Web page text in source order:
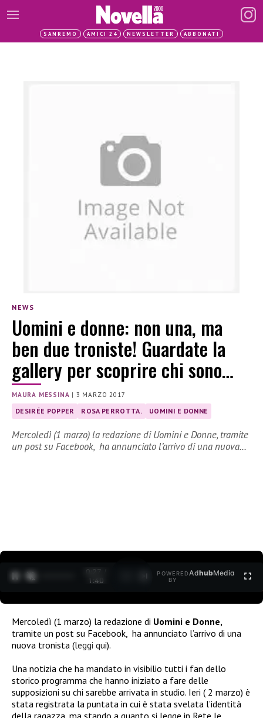
SANREMO AMICI 24 NEWSLETTER ABBONATI
NEWS
Uomini e donne: non una, ma
ben due troniste! Guardate la
gallery per scoprire chi sono…
MAURA MESSINA | 3 MARZO 2017
DESIRÉE POPPER ROSA PERROTTA. UOMINI E DONNE
Mercoledì (1 marzo) la redazione di Uomini e Donne, tramite
un post su Facebook, ha annunciato l’arrivo di una nuova…
0:27 /
1:40
POWERED
BY
AdhubMedia
Mercoledì (1 marzo) la redazione di Uomini e Donne,
tramite un post su Facebook, ha annunciato l’arrivo di una
nuova tronista (leggi qui).
Una notizia che ha mandato in visibilio tutti i fan dello
storico programma che hanno iniziato a fare delle
supposizioni su chi sarebbe arrivata in studio. Ieri ( 2 marzo) è
stata registrata la puntata in cui è stata svelata l’identità
della ragazza, ma stando a quanto si legge in Rete le